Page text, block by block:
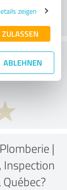
zeigen
ABLEHNEN
to
|
Inspection